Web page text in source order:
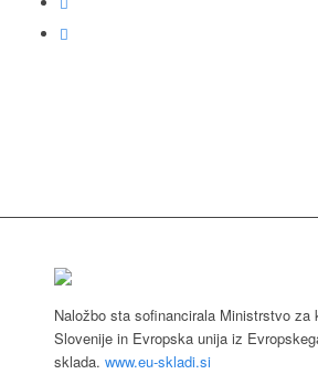
Naložbo sta sofinancirala Ministrstvo za
Slovenije in Evropska unija iz
sklada. www.eu-skladi.si